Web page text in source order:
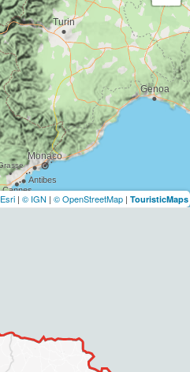
Esri | © IGN | © OpenStreetMap | TouristicMaps